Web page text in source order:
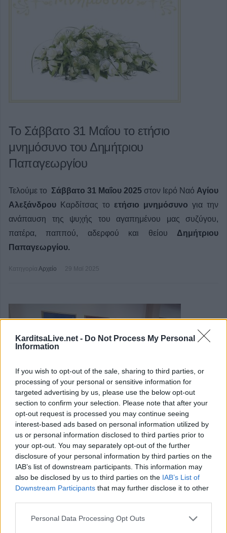
KarditsaLive.net - Do Not Process My Personal
Information
If you wish to opt-out of the sale, sharing to third parties, or
processing of your personal or sensitive information for
targeted advertising by us, please use the below opt-out
section to confirm your selection. Please note that after your
opt-out request is processed you may continue seeing
interest-based ads based on personal information utilized by
us or personal information disclosed to third parties prior to
your opt-out. You may separately opt-out of the further
disclosure of your personal information by third parties on the
IAB’s list of downstream participants. This information may
also be disclosed by us to third parties on the IAB’s List of
Downstream Participants that may further disclose it to other
Personal Data Processing Opt Outs
Το Σάββατο 31 Μαΐου το ετήσιο
μνημόσυνο του Δημήτριου
Παπαγεωργίου
Τελούμε το Σάββατο 31 Μαΐου 2025 στον Ιερό Ναό Αγίου
Αλεξάνδρου
Καρδίτσας το ετήσιο μνημόσυνο για την
ανάπαυση της ψυχής του αγαπημένου μας συζύγου,
πατέρα, παππού, αδερφού και θείου Δημήτριου
Παπαγεωργίου.
Κατηγορία Αρχείο 29 Μαϊ 2025
Δ.Σ. Μουζακίου: Προβληματισμός για τις
αποκαταστάσεις που θα εκτελέσει η
εταιρεία "ΑΚΤΩΡ" στην Οξυά
Το θέμα των αποκαταστάσεων των ζημιών του "Daniel"